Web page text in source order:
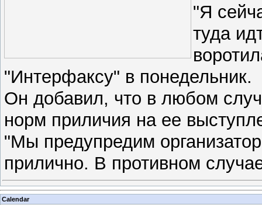
"Я
туда
"Интерфаксу" в понедельник.
Он добавил, что в любом
норм приличия на ее
"Мы предупредим
прилично. В противном
Calendar